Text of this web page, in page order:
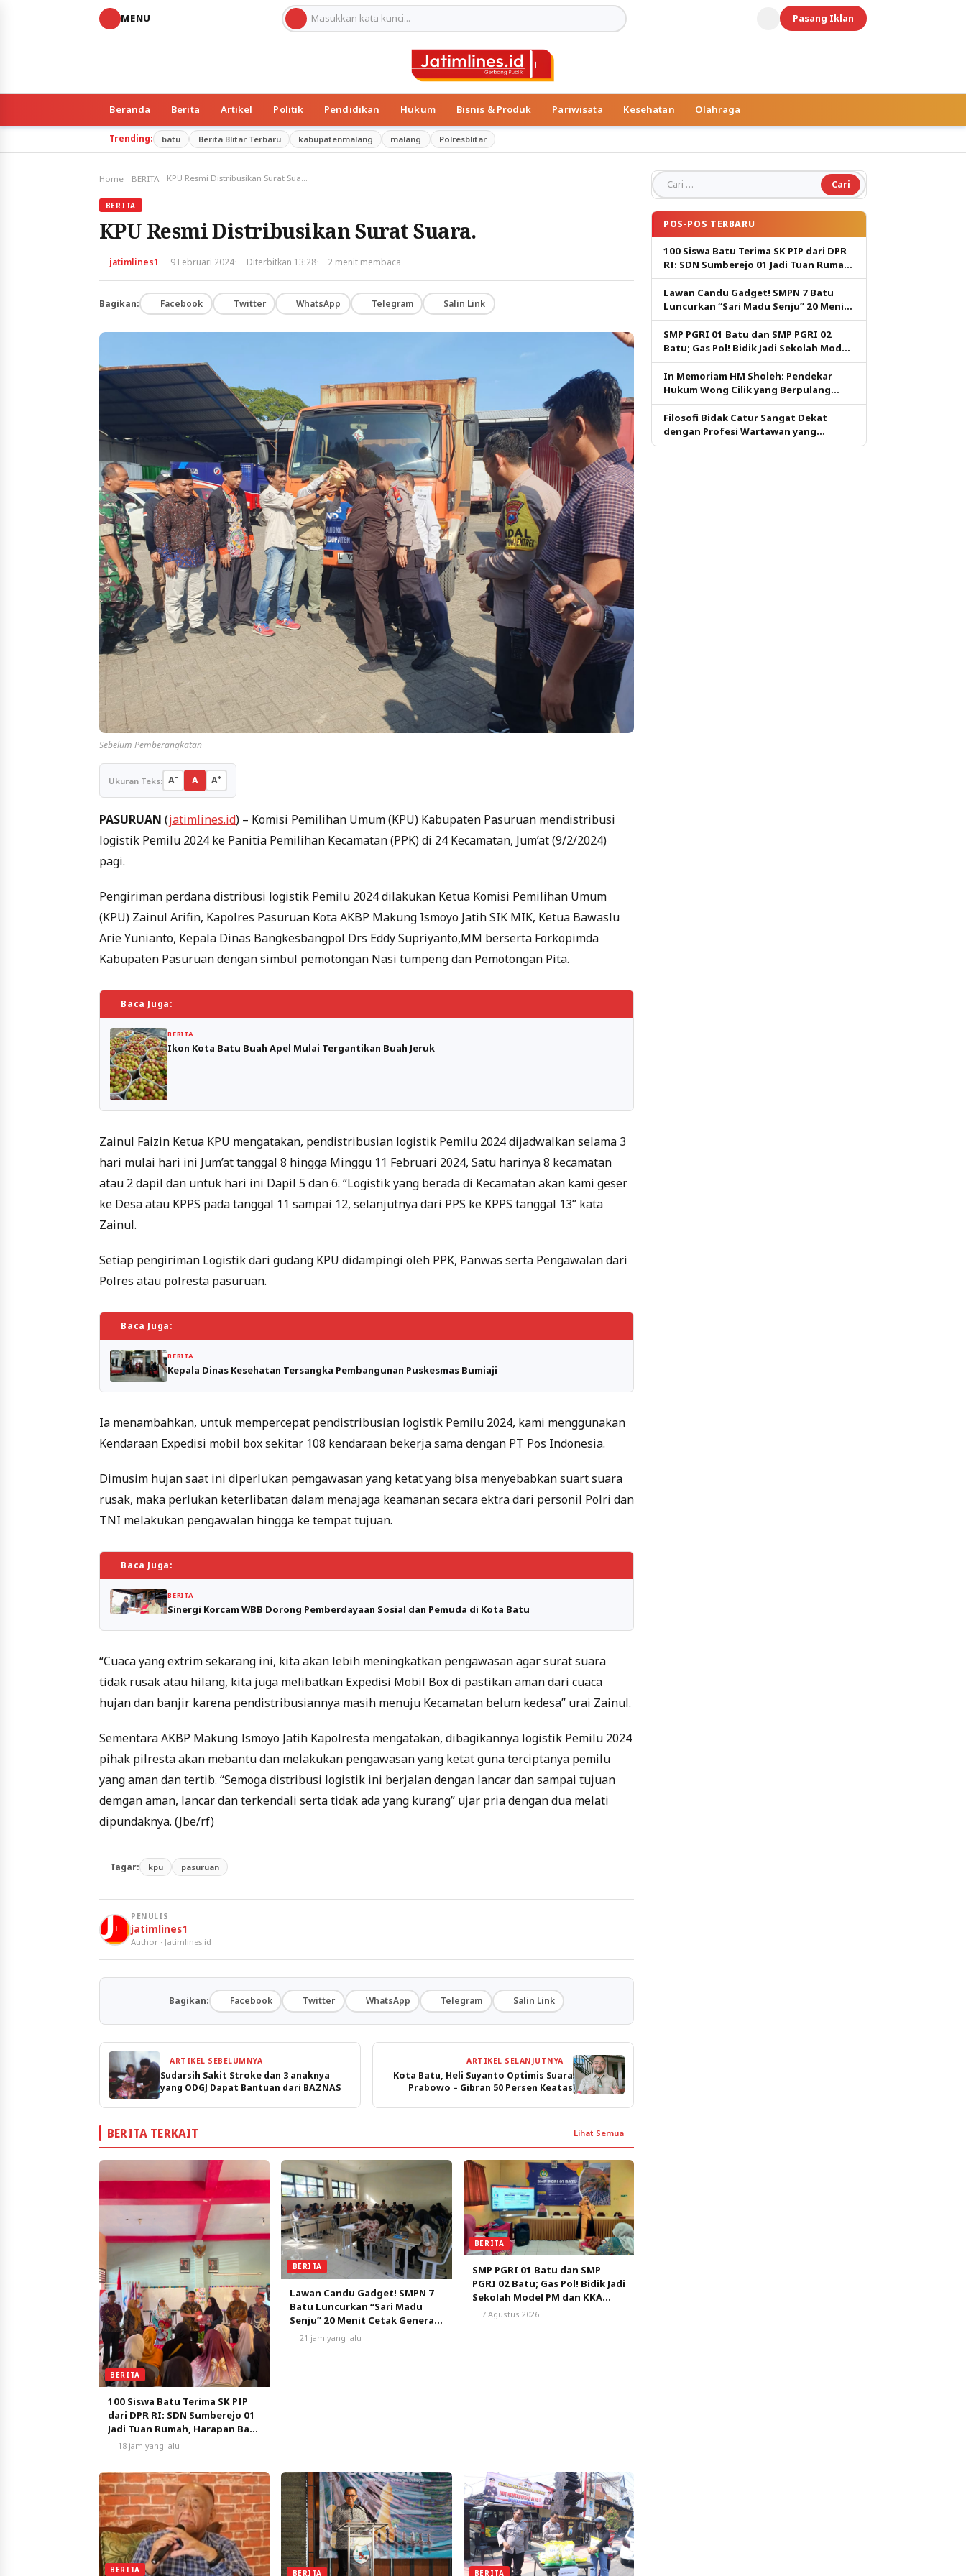
MENU Pasang Iklan
Beranda Berita Artikel Politik Pendidikan Hukum Bisnis & Produk Pariwisata Kesehatan Olahraga
Trending: batu Berita Blitar Terbaru kabupatenmalang malang Polresblitar
Home BERITA
BERITA
KPU Resmi Distribusikan Surat Suara.
jatimlines1· 9 Februari 2024· Diterbitkan 13:28· 2 menit membaca
Bagikan: Facebook Twitter WhatsApp Telegram Salin Link
Sebelum Pemberangkatan
Ukuran Teks: A− A A+
PASURUAN (jatimlines.id) – Komisi Pemilihan Umum (KPU) Kabupaten Pasuruan mendistribusi
logistik Pemilu 2024 ke Panitia Pemilihan Kecamatan (PPK) di 24 Kecamatan, Jum’at (9/2/2024)
pagi.
Pengiriman perdana distribusi logistik Pemilu 2024 dilakukan Ketua Komisi Pemilihan Umum
(KPU) Zainul Arifin, Kapolres Pasuruan Kota AKBP Makung Ismoyo Jatih SIK MIK, Ketua Bawaslu
Arie Yunianto, Kepala Dinas Bangkesbangpol Drs Eddy Supriyanto,MM berserta Forkopimda
Kabupaten Pasuruan dengan simbul pemotongan Nasi tumpeng dan Pemotongan Pita.
Baca Juga:
BERITA
Ikon Kota Batu Buah Apel Mulai Tergantikan Buah Jeruk
Zainul Faizin Ketua KPU mengatakan, pendistribusian logistik Pemilu 2024 dijadwalkan selama 3
hari mulai hari ini Jum’at tanggal 8 hingga Minggu 11 Februari 2024, Satu harinya 8 kecamatan
atau 2 dapil dan untuk hari ini Dapil 5 dan 6. “Logistik yang berada di Kecamatan akan kami geser
ke Desa atau KPPS pada tanggal 11 sampai 12, selanjutnya dari PPS ke KPPS tanggal 13” kata
Zainul.
Setiap pengiriman Logistik dari gudang KPU didampingi oleh PPK, Panwas serta Pengawalan dari
Polres atau polresta pasuruan.
Baca Juga:
BERITA
Kepala Dinas Kesehatan Tersangka Pembangunan Puskesmas Bumiaji
Ia menambahkan, untuk mempercepat pendistribusian logistik Pemilu 2024, kami menggunakan
Kendaraan Expedisi mobil box sekitar 108 kendaraan bekerja sama dengan PT Pos Indonesia.
Dimusim hujan saat ini diperlukan pemgawasan yang ketat yang bisa menyebabkan suart suara
rusak, maka perlukan keterlibatan dalam menajaga keamanan secara ektra dari personil Polri dan
TNI melakukan pengawalan hingga ke tempat tujuan.
Baca Juga:
BERITA
Sinergi Korcam WBB Dorong Pemberdayaan Sosial dan Pemuda di Kota Batu
“Cuaca yang extrim sekarang ini, kita akan lebih meningkatkan pengawasan agar surat suara
tidak rusak atau hilang, kita juga melibatkan Expedisi Mobil Box di pastikan aman dari cuaca
hujan dan banjir karena pendistribusiannya masih menuju Kecamatan belum kedesa” urai Zainul.
Sementara AKBP Makung Ismoyo Jatih Kapolresta mengatakan, dibagikannya logistik Pemilu 2024
pihak pilresta akan mebantu dan melakukan pengawasan yang ketat guna terciptanya pemilu
yang aman dan tertib. “Semoga distribusi logistik ini berjalan dengan lancar dan sampai tujuan
demgan aman, lancar dan terkendali serta tidak ada yang kurang” ujar pria dengan dua melati
dipundaknya. (Jbe/rf)
Tagar: kpu pasuruan
PENULIS
jatimlines1
Author · Jatimlines.id
Bagikan: Facebook Twitter WhatsApp Telegram Salin Link
ARTIKEL SEBELUMNYA
Sudarsih Sakit Stroke dan 3 anaknya
yang ODGJ Dapat Bantuan dari BAZNAS
ARTIKEL SELANJUTNYA
Kota Batu, Heli Suyanto Optimis Suara
Prabowo – Gibran 50 Persen Keatas
BERITA TERKAIT Lihat Semua
BERITA
100 Siswa Batu Terima SK PIP
dari DPR RI: SDN Sumberejo 01
Jadi Tuan Rumah, Harapan Baru
Pendidikan Gratis
18 jam yang lalu
BERITA
Lawan Candu Gadget! SMPN 7
Batu Luncurkan “Sari Madu
Senju” 20 Menit Cetak Generasi
Pembaca
21 jam yang lalu
BERITA
SMP PGRI 01 Batu dan SMP
PGRI 02 Batu; Gas Pol! Bidik Jadi
Sekolah Model PM dan KKA
Pertama di Kota Batu
7 Agustus 2026
BERITA BERITA BERITA
Cari untuk:
POS-POS TERBARU
100 Siswa Batu Terima SK PIP dari DPR
RI: SDN Sumberejo 01 Jadi Tuan Rumah,
Harapan Baru Pendidikan Gratis
Lawan Candu Gadget! SMPN 7 Batu
Luncurkan “Sari Madu Senju” 20 Menit
Cetak Generasi Pembaca
SMP PGRI 01 Batu dan SMP PGRI 02
Batu; Gas Pol! Bidik Jadi Sekolah Model
PM dan KKA Pertama di Kota Batu
In Memoriam HM Sholeh: Pendekar
Hukum Wong Cilik yang Berpulang
dalam Ketulusan
Filosofi Bidak Catur Sangat Dekat
dengan Profesi Wartawan yang
Dituntut Berpikir Kritis